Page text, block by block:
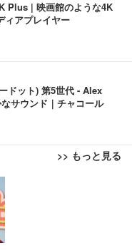
Plus | 映画館のような4K
ィアプレイヤー
ドット) 第5世代 - Alex
サウンド｜チャコール
>> もっと見る
椅子 テレワーク 疲れな
コンパクト 約105度ロッ
転 座面昇降 強化ナイロ
ュ 在宅ワーク H-WY01
ムモニター | FlexScan
・USB Type-C・ホワ
シーツ 薄型 レギュラー 1
300枚